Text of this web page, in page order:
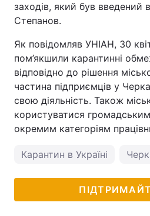
заходів, який був введений
Степанов.
Як повідомляв УНІАН, 30
пом’якшили карантинні
відповідно до рішення
частина підприємців у
свою діяльність. Також
користуватися
окремим категоріям
Карантин в Україні